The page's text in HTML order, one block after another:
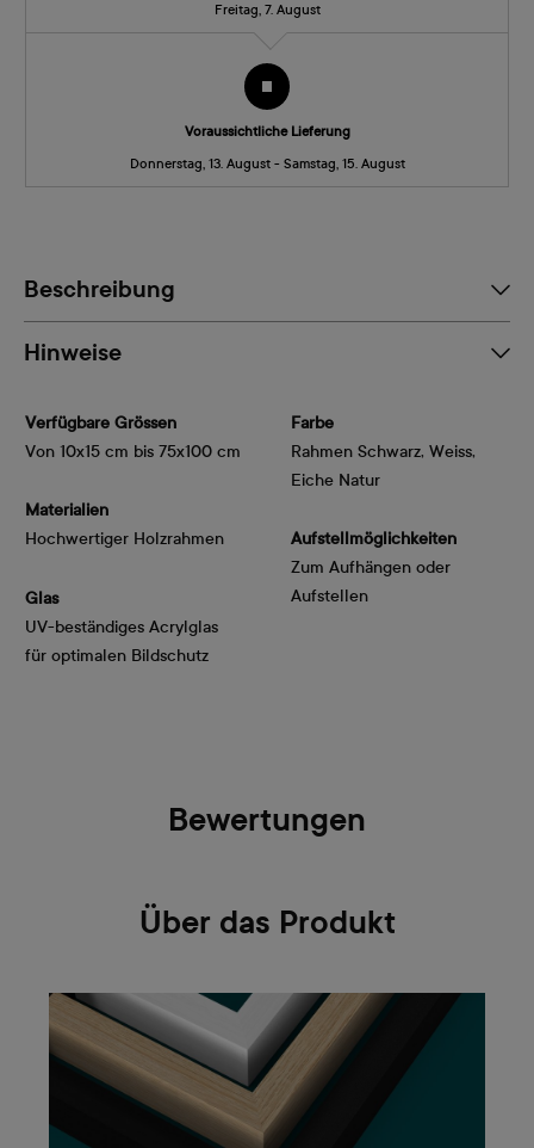
Freitag, 7. August
Voraussichtliche Lieferung
Donnerstag, 13. August - Samstag, 15. August
Beschreibung
Hinweise
Verfügbare Grössen
Von 10x15 cm bis 75x100 cm
Materialien
Hochwertiger Holzrahmen
Glas
UV-beständiges Acrylglas
für optimalen Bildschutz
Farbe
Rahmen Schwarz, Weiss,
Eiche Natur
Aufstellmöglichkeiten
Zum Aufhängen oder
Aufstellen
Bewertungen
Über das Produkt